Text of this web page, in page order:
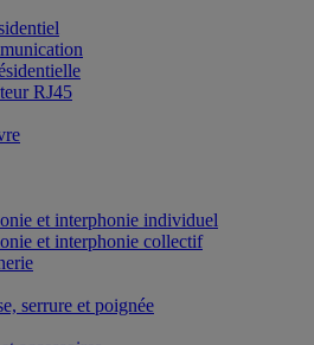
RJ45
et interphonie individuel
et interphonie collectif
serrure et poignée